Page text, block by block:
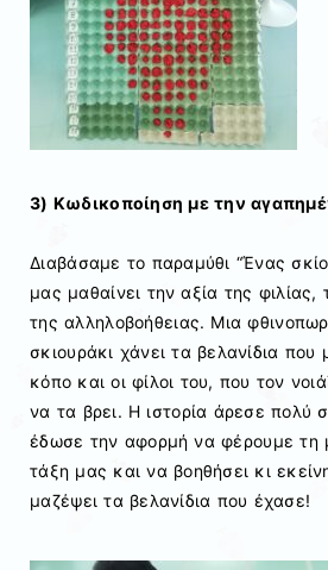
3) Κωδικοποίηση με την
Διαβάσαμε το παραμύθι “Ένας
μας μαθαίνει την αξία της φιλίας,
της αλληλοβοήθειας. Μια
σκιουράκι χάνει τα βελανίδια
κόπο και οι φίλοι του, που τον
να τα βρει. Η ιστορία άρεσε πολύ
έδωσε την αφορμή να φέρουμε τη
τάξη μας και να βοηθήσει κι
μαζέψει τα βελανίδια που έχασε!